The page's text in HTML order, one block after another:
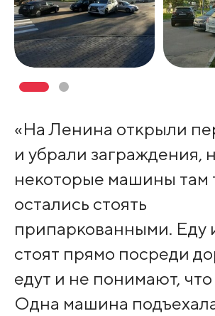
«На Ленина открыли
и убрали заграждения,
некоторые машины там
остались стоять
припаркованными. Еду
стоят прямо посреди
едут и не понимают, что
Одна машина